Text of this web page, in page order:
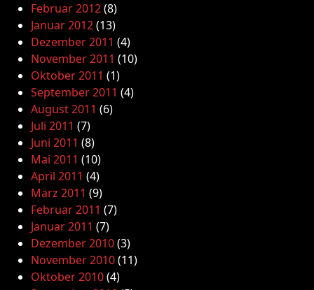
Februar 2012(8)
Januar 2012(13)
Dezember 2011 (4)
November 2011 (10)
Oktober 2011 (1)
September 2011 (4)
August 2011 (6)
Juli 2011 (7)
Juni 2011 (8)
Mai 2011 (10)
April 2011 (4)
März 2011 (9)
Februar 2011 (7)
Januar 2011 (7)
Dezember 2010(3)
November 2010(11)
Oktober 2010(4)